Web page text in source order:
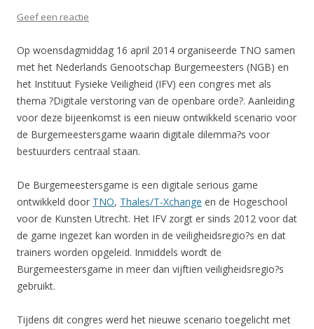
Geef een reactie
Op woensdagmiddag 16 april 2014 organiseerde TNO samen
met het Nederlands Genootschap Burgemeesters (NGB) en
het Instituut Fysieke Veiligheid (IFV) een congres met als
thema ?Digitale verstoring van de openbare orde?. Aanleiding
voor deze bijeenkomst is een nieuw ontwikkeld scenario voor
de Burgemeestersgame waarin digitale dilemma?s voor
bestuurders centraal staan.
De Burgemeestersgame is een digitale serious game
ontwikkeld door TNO, Thales/T-Xchange en de Hogeschool
voor de Kunsten Utrecht. Het IFV zorgt er sinds 2012 voor dat
de game ingezet kan worden in de veiligheidsregio?s en dat
trainers worden opgeleid. Inmiddels wordt de
Burgemeestersgame in meer dan vijftien veiligheidsregio?s
gebruikt.
Tijdens dit congres werd het nieuwe scenario toegelicht met